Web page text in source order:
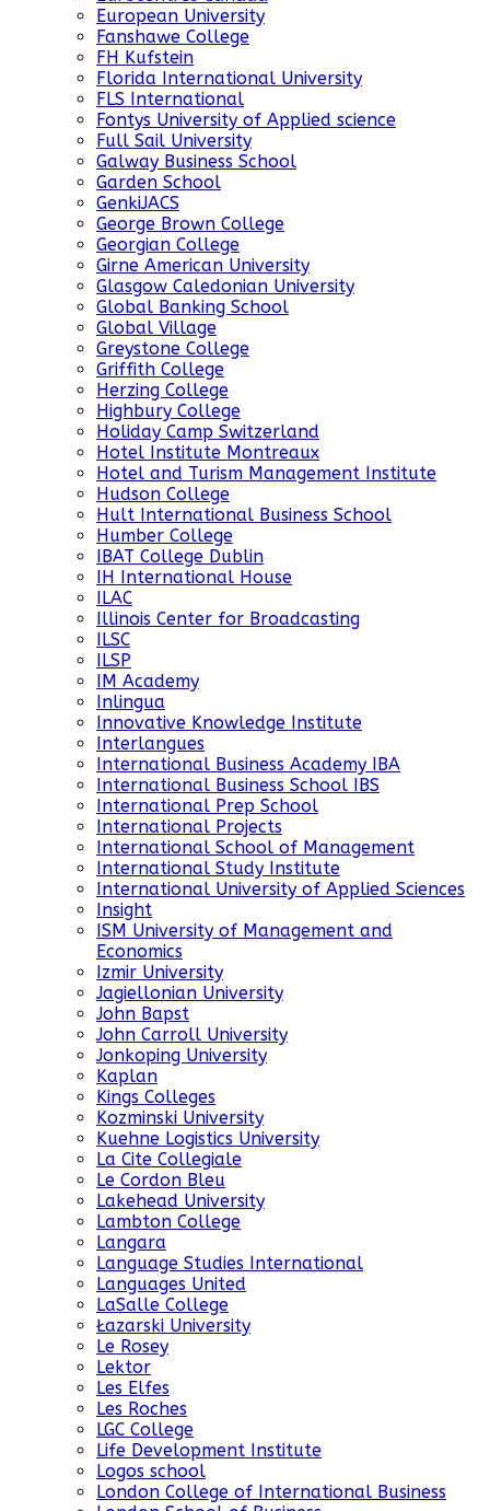
European University
Fanshawe College
FH Kufstein
Florida International University
FLS International
Fontys University of Applied science
Full Sail University
Galway Business School
Garden School
GenkiJACS
George Brown College
Georgian College
Girne American University
Glasgow Caledonian University
Global Banking School
Global Village
Greystone College
Griffith College
Herzing College
Highbury College
Holiday Camp Switzerland
Hotel Institute Montreaux
Hotel and Turism Management Institute
Hudson College
Hult International Business School
Humber College
IBAT College Dublin
IH International House
ILAC
Illinois Center for Broadcasting
ILSC
ILSP
IM Academy
Inlingua
Innovative Knowledge Institute
Interlangues
International Business Academy IBA
International Business School IBS
International Prep School
International Projects
International School of Management
International Study Institute
International University of Applied Sciences
Insight
ISM University of Management and
Economics
Izmir University
Jagiellonian University
John Bapst
John Carroll University
Jonkoping University
Kaplan
Kings Colleges
Kozminski University
Kuehne Logistics University
La Cite Collegiale
Le Cordon Bleu
Lakehead University
Lambton College
Langara
Language Studies International
Languages United
LaSalle College
Łazarski University
Le Rosey
Lektor
Les Elfes
Les Roches
LGC College
Life Development Institute
Logos school
London College of International Business